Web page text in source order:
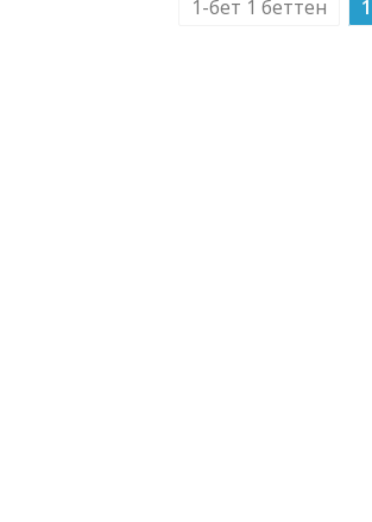
1-бет 1 беттен 1